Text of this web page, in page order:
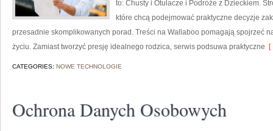
to: Chusty i Otulacze i Podróże z Dzieckiem.
które chcą podejmować praktyczne decyzje
przesadnie skomplikowanych porad. Treści na Wallaboo pomagają spojrzeć
życiu. Zamiast tworzyć presję idealnego rodzica, serwis podsuwa praktyczne [
CATEGORIES: NOWE TECHNOLOGIE
Ochrona Danych Osobowych